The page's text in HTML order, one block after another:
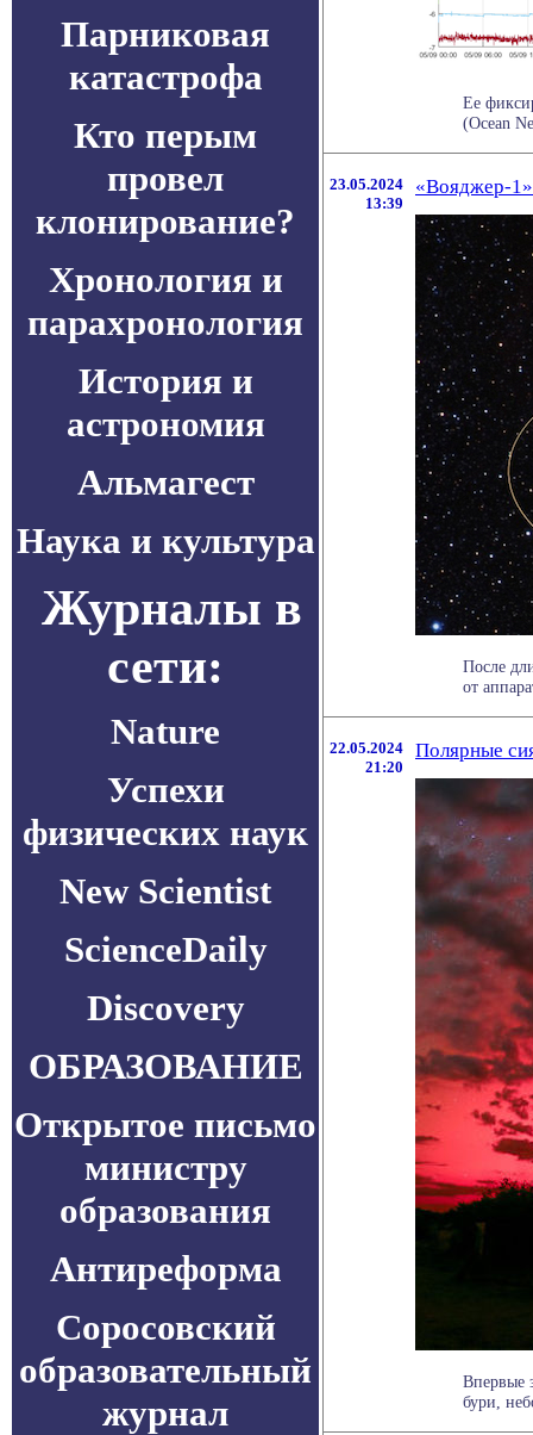
Парниковая
катастрофа
Кто перым
провел
клонирование?
Хронология и
парахронология
История и
астрономия
Альмагест
Наука и культура
Журналы в
сети:
Nature
Успехи
физических наук
New Scientist
ScienceDaily
Discovery
ОБРАЗОВАНИЕ
Открытое письмо
министру
образования
Антиреформа
Соросовский
образовательный
журнал
Ее
(Ocean
23.05.2024
13:39
«Вояджер-
После
от
22.05.2024
21:20
Полярные
Впервые
бури,